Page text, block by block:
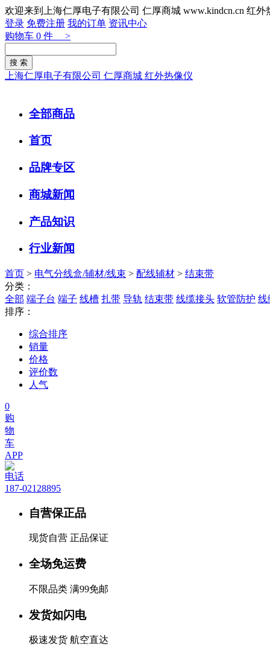
欢迎来到上海仁厚电子有限公司 仁厚商城 www.kindcn.cn 红
登录 免费注册 我的订单 资讯中心
购物车 0 件 >
上海仁厚电子有限公司 仁厚商城 红外热像仪
全部商品
首页
品牌专区
商城新闻
产品知识
行业新闻
首页 > 电气分线盒/辅材/线束 > 配线辅材 > 结束带
分类：
全部 端子台 端子 线槽 扎带 导轨 结束带 线缆接头 软管防护 线
排序：
综合排序
销量
价格
评价数
人气
0
购
物
车
APP
电话
187-02128895
自营保正品
现货自营 正品保证
全场免运费
不限品类 满99免邮
发货如闪电
极速发货 航空直达